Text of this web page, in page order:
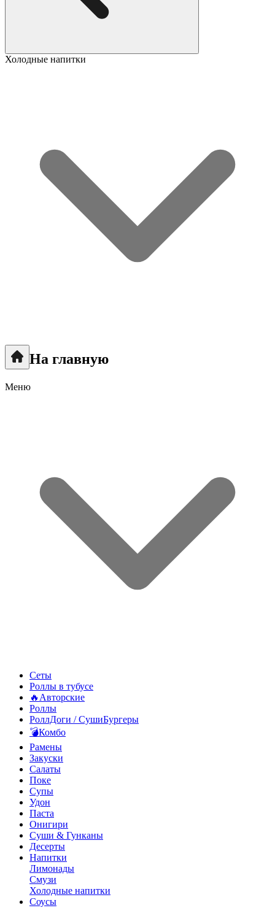
Холодные напитки
На главную
Меню
Сеты
Роллы в тубусе
🔥Авторские
Роллы
РоллДоги / СушиБургеры
💣Комбо
Рамены
Закуски
Салаты
Поке
Супы
Удон
Паста
Онигири
Суши & Гунканы
Десерты
Напитки
Лимонады
Смузи
Холодные напитки
Соусы